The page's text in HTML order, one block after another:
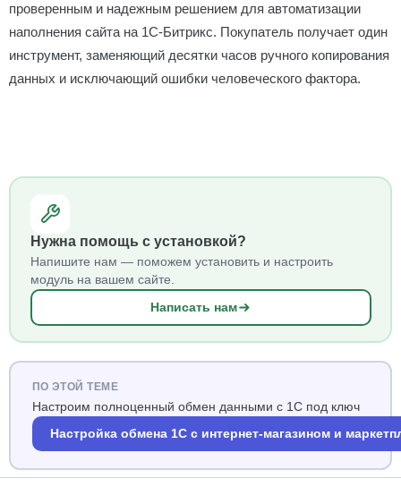
проверенным и надежным решением для автоматизации
наполнения сайта на 1С-Битрикс. Покупатель получает один
инструмент, заменяющий десятки часов ручного копирования
данных и исключающий ошибки человеческого фактора.
Нужна помощь с установкой?
Напишите нам — поможем установить и настроить
модуль на вашем сайте.
Написать нам
ПО ЭТОЙ ТЕМЕ
Настроим полноценный обмен данными с 1С под ключ
Настройка обмена 1С с интернет-магазином и